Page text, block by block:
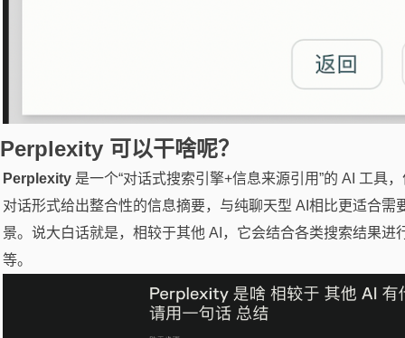
Perplexity 可以干啥呢？
Perplexity 是一个“对话式搜索引擎+信息来源引用”的 AI 工具
对话形式给出整合性的信息摘要，与纯聊天型 AI相比更适合需
景。说大白话就是，相较于其他 AI，它会结合各类搜索结果进
等。